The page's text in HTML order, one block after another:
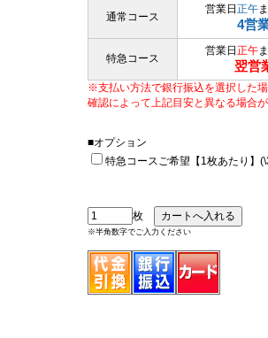
通常コース
営業日 正午
4営
特急コース
営業日 正午
翌営
※支払い方法で銀行振込を選択した
確認によって上記目安と異なる場合
■オプション
特急コースご希望【1枚あたり】
枚
※半角数字でご入力ください